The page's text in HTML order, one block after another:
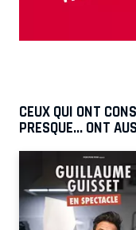
CEUX QUI ONT
PRESQUE... ONT